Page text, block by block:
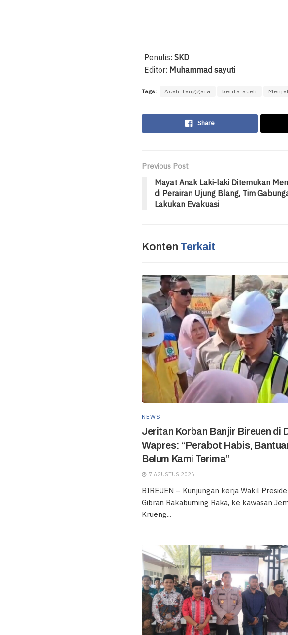
Penulis: SKD
Editor: Muhammad sayuti
Tags: Aceh Tenggara berita aceh
Share
Previous Post
Mayat Anak Laki-laki Ditemukan
di Perairan Ujung Blang, Tim
Lakukan Evakuasi
Konten Terkait
NEWS
Jeritan Korban Banjir Bireuen di
Wapres: “Perabot Habis,
Belum Kami Terima”
7 AGUSTUS 2026
BIREUEN – Kunjungan kerja Wakil
Gibran Rakabuming Raka, ke kawasan
Krueng...